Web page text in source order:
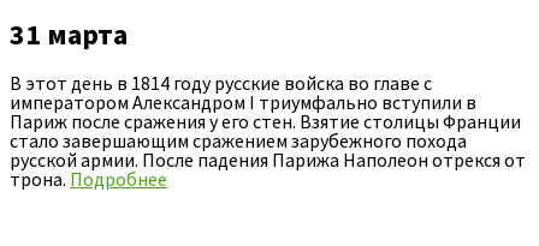
31 марта
В этот день в 1814 году русские войска во главе с
императором Александром I триумфально вступили в
Париж после сражения у его стен. Взятие столицы Франции
стало завершающим сражением зарубежного похода
русской армии. После падения Парижа Наполеон отрекся от
трона. Подробнее